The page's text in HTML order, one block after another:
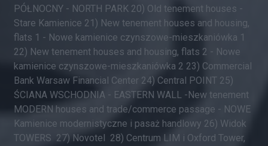
PÓŁNOCNY - NORTH PARK 20) Old tenement houses -
Stare Kamienice 21) New tenement houses and housing,
flats 1 - Nowe kamienice czynszowe-mieszkaniówka 1
22) New tenement houses and housing, flats 2 - Nowe
kamienice czynszowe-mieszkaniówka 2 23) Commercial
Bank Warsaw Financial Center 24) Central POINT 25)
ŚCIANA WSCHODNIA - EASTERN WALL -New tenement
MODERN houses and trade/commerce passage - NOWE
Kamienice modernistyczne i pasaż handlowy 26) Widok
TOWERS 27) Novotel 28) Centrum LIM i Oxford Tower,